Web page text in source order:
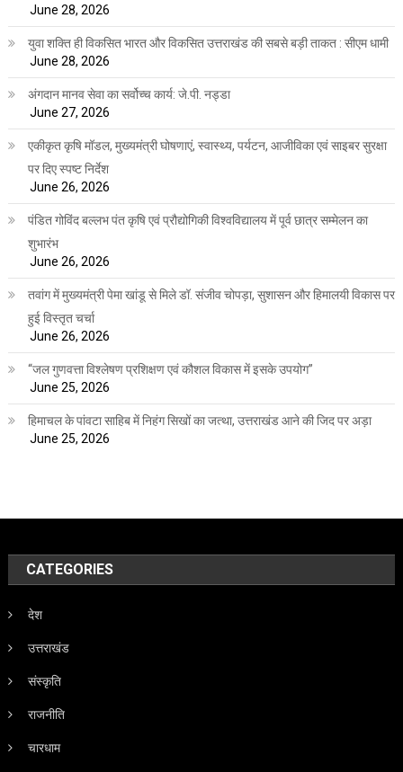
June 28, 2026
युवा शक्ति ही विकसित भारत और विकसित उत्तराखंड की सबसे बड़ी ताकत : सीएम धामी
June 28, 2026
अंगदान मानव सेवा का सर्वोच्च कार्य: जे.पी. नड्डा
June 27, 2026
एकीकृत कृषि मॉडल, मुख्यमंत्री घोषणाएं, स्वास्थ्य, पर्यटन, आजीविका एवं साइबर सुरक्षा
पर दिए स्पष्ट निर्देश
June 26, 2026
पंडित गोविंद बल्लभ पंत कृषि एवं प्रौद्योगिकी विश्वविद्यालय में पूर्व छात्र सम्मेलन का
शुभारंभ
June 26, 2026
तवांग में मुख्यमंत्री पेमा खांडू से मिले डॉ. संजीव चोपड़ा, सुशासन और हिमालयी विकास पर
हुई विस्तृत चर्चा
June 26, 2026
“जल गुणवत्ता विश्लेषण प्रशिक्षण एवं कौशल विकास में इसके उपयोग”
June 25, 2026
हिमाचल के पांवटा साहिब में निहंग सिखों का जत्था, उत्तराखंड आने की जिद पर अड़ा
June 25, 2026
CATEGORIES
देश
उत्तराखंड
संस्कृति
राजनीति
चारधाम